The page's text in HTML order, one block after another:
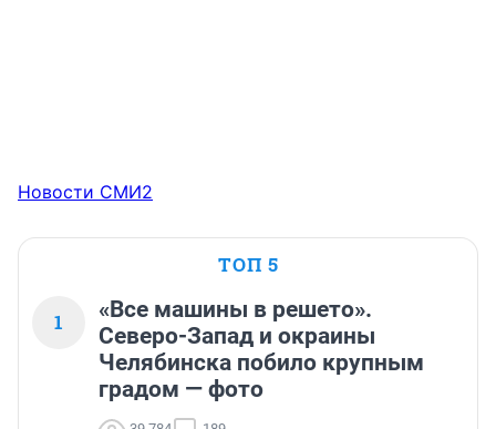
Новости СМИ2
ТОП 5
1
«Все машины в решето».
Северо-Запад и окраины
Челябинска побило крупным
градом — фото